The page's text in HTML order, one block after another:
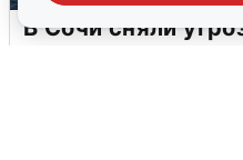
В Сочи сняли